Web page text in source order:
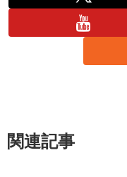
関連記事